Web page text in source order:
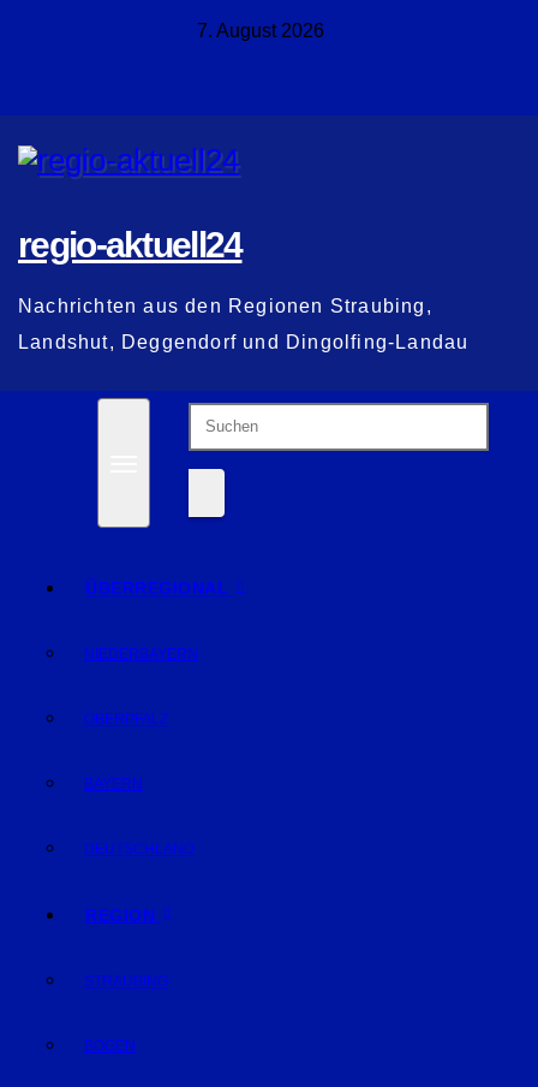
7. August 2026
regio-aktuell24
Nachrichten aus den Regionen Straubing,
Landshut, Deggendorf und Dingolfing-Landau
ÜBERREGIONAL
NIEDERBAYERN
OBERPFALZ
BAYERN
DEUTSCHLAND
REGION
STRAUBING
BOGEN